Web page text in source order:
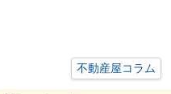
不動産屋コラム